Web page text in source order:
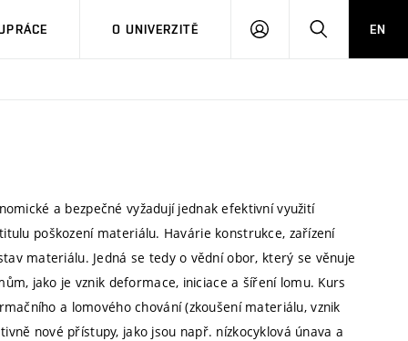
O UNIVERZITĚ
PŘIHLÁSIT HLEDATEN
a bezpečné vyžadují jednak efektivní využití
poškození materiálu. Havárie konstrukce, zařízení
materiálu. Jedná se tedy o vědní obor, který se věnuje
jako je vznik deformace, iniciace a šíření lomu. Kurs
a lomového chování (zkoušení materiálu, vznik
nové přístupy, jako jsou např. nízkocyklová únava a